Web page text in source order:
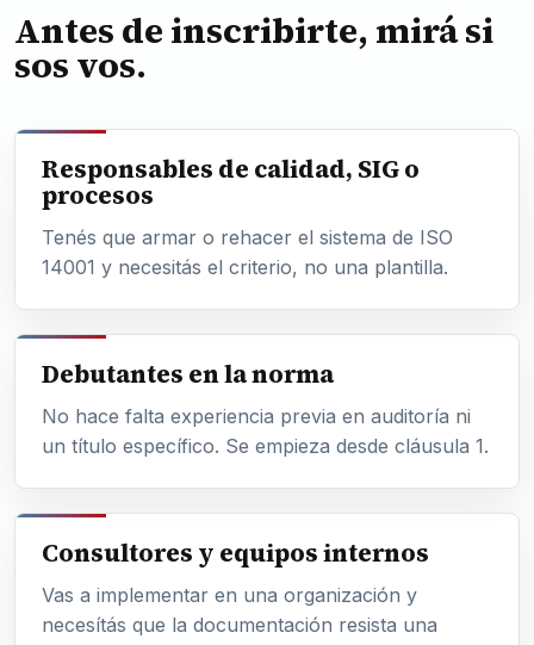
Antes de inscribirte, mirá si
sos vos.
Responsables de calidad, SIG o
procesos
Tenés que armar o rehacer el sistema de ISO
14001 y necesitás el criterio, no una plantilla.
Debutantes en la norma
No hace falta experiencia previa en auditoría ni
un título específico. Se empieza desde cláusula 1.
Consultores y equipos internos
Vas a implementar en una organización y
necesítás que la documentación resista una